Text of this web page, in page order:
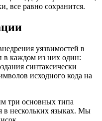
все равно сохранится.
уязвимостей в
каждом из них один:
синтаксически
исходного кода на
три основных типа
в нескольких языках. Мы